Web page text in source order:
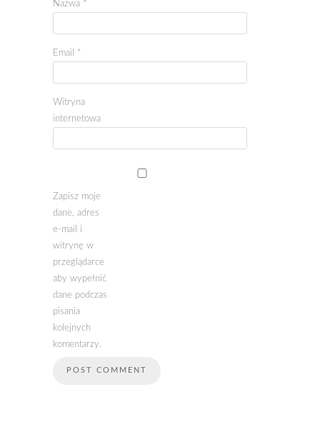
Nazwa *
Email *
Witryna
internetowa
Zapisz moje
dane, adres
e-mail i
witrynę w
przeglądarce
aby wypełnić
dane podczas
pisania
kolejnych
komentarzy.